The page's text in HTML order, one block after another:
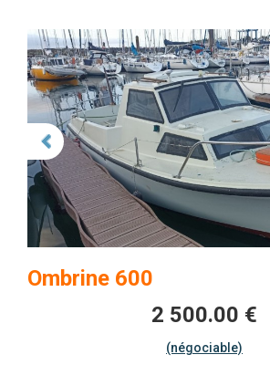
Ombrine 600
2 500.00 €
(négociable)